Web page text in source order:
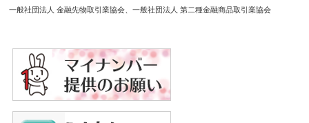
一般社団法人 金融先物取引業協会
一般社団法人 第二種金融商品取引業協会